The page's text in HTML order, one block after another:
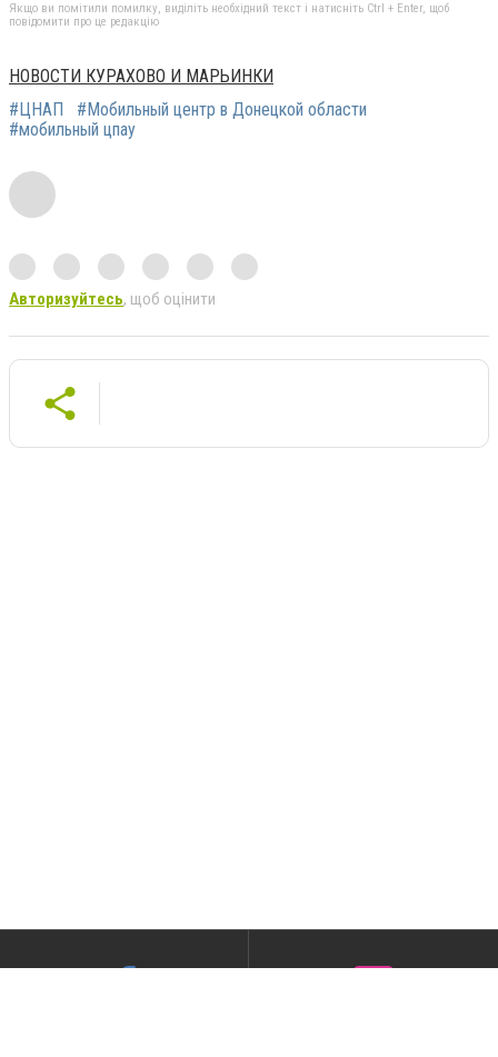
Якщо ви помітили помилку, виділіть необхідний текст і натисніть Ctrl + Enter, щоб
повідомити про це редакцію
НОВОСТИ КУРАХОВО И МАРЬИНКИ
#ЦНАП
#Мобильный центр в Донецкой области
#мобильный цпау
Авторизуйтесь, щоб оцінити